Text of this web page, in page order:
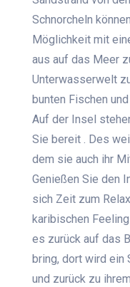
Schnorcheln
Möglichkeit mit
aus auf das Meer
Unterwasserwelt
bunten Fischen
Auf der Insel
Sie bereit . Des
dem sie auch ihr
Genießen Sie den
sich Zeit zum
karibischen
es zurück auf das
bring, dort wird ein
und zurück zu